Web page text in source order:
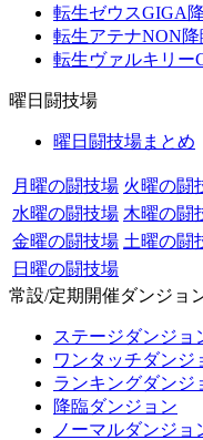
転生ゼウスGIGA
転生アテナNON降
転生ヴァルキリー
曜日闘技場
曜日闘技場まとめ
月曜の闘技場 火曜の闘
水曜の闘技場 木曜の闘
金曜の闘技場 土曜の闘
日曜の闘技場
常設/定期開催ダンジョ
ステージダンジョ
ワンタッチダンジ
ランキングダンジ
降臨ダンジョン
ノーマルダンジョ